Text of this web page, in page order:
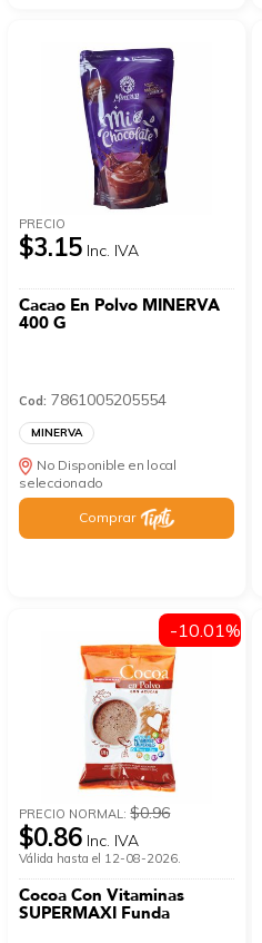
PRECIO
$3.15 Inc. IVA
Cacao En Polvo MINERVA
400 G
Cod: 7861005205554
MINERVA
No Disponible en local
seleccionado
Comprar
PRECIO NORMAL:$0.96
$0.86 Inc. IVA
Válida hasta el 12-08-2026.
Cocoa Con Vitaminas
SUPERMAXI Funda
-10.01%